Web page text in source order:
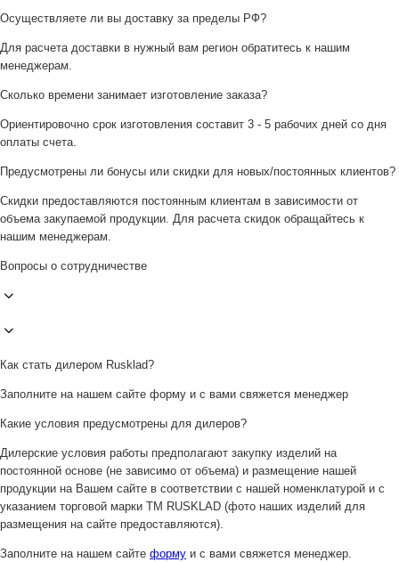
Осуществляете ли вы доставку за пределы РФ?
Для расчета доставки в нужный вам регион обратитесь к нашим
менеджерам.
Сколько времени занимает изготовление заказа?
Ориентировочно срок изготовления составит 3 - 5 рабочих дней со дня
оплаты счета.
Предусмотрены ли бонусы или скидки для новых/постоянных клиентов?
Скидки предоставляются постоянным клиентам в зависимости от
объема закупаемой продукции. Для расчета скидок обращайтесь к
нашим менеджерам.
Вопросы о сотрудничестве
Как стать дилером Rusklad?
Заполните на нашем сайте форму и с вами свяжется менеджер
Какие условия предусмотрены для дилеров?
Дилерские условия работы предполагают закупку изделий на
постоянной основе (не зависимо от объема) и размещение нашей
продукции на Вашем сайте в соответствии с нашей номенклатурой и с
указанием торговой марки ТМ RUSKLAD (фото наших изделий для
размещения на сайте предоставляются).
Заполните на нашем сайте форму и с вами свяжется менеджер.